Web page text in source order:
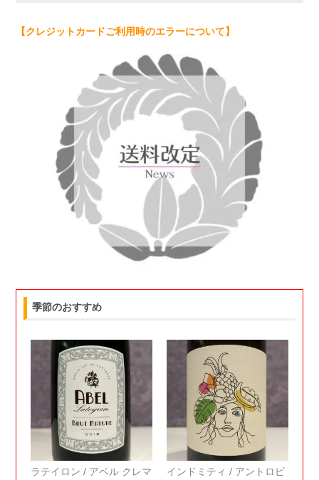
【クレジットカードご利用時のエラーについて】
季節のおすすめ
ラテイロン / アベル クレマ
インドミティ / アントロピ